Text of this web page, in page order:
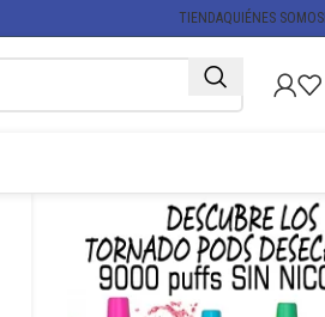
TIENDAQUIÉNES SOMOS